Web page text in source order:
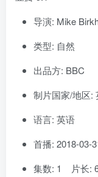
导演: Mike
类型: 自然
出品方: BBC
制片国家/地区:
语言: 英语
首播: 2018-03-
集数: 1 片长: